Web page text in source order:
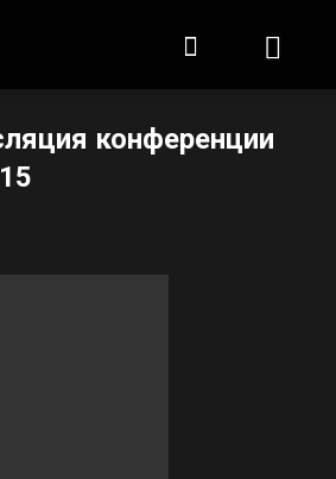
конференции